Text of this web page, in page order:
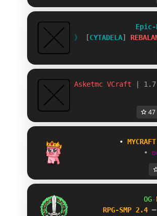
Epic-
》
[CYTADELA] REBAL A
Asketmc VCraft |
47
•
•
OG-
RPG-SMP 2.4 ─